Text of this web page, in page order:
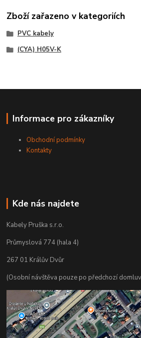
Zboží zařazeno v kategoriích
PVC kabely
(CYA) H05V-K
Informace pro zákazníky
Obchodní podmínky
Kontakty
Kde nás najdete
Kabely Pruška s.r.o.
Průmyslová 774 (hala 4)
267 01 Králův Dvůr
(Osobní návštěva pouze po předchozí